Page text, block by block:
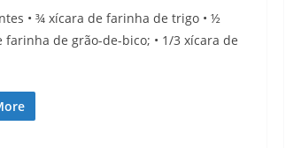
• ¾ xícara de farinha de trigo • ½
farinha de grão-de-bico; • 1/3 xícara de